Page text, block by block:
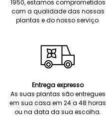
1950, estamos comprometidos
com a qualidade das nossas
plantas e do nosso serviço.
Entrega expresso
As suas plantas são entregues
em sua casa em 24 a 48 horas
ou na data da sua escolha.